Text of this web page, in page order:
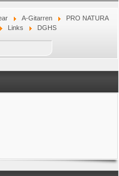
A-Gitarren
PRO NATURA
Links DGHS